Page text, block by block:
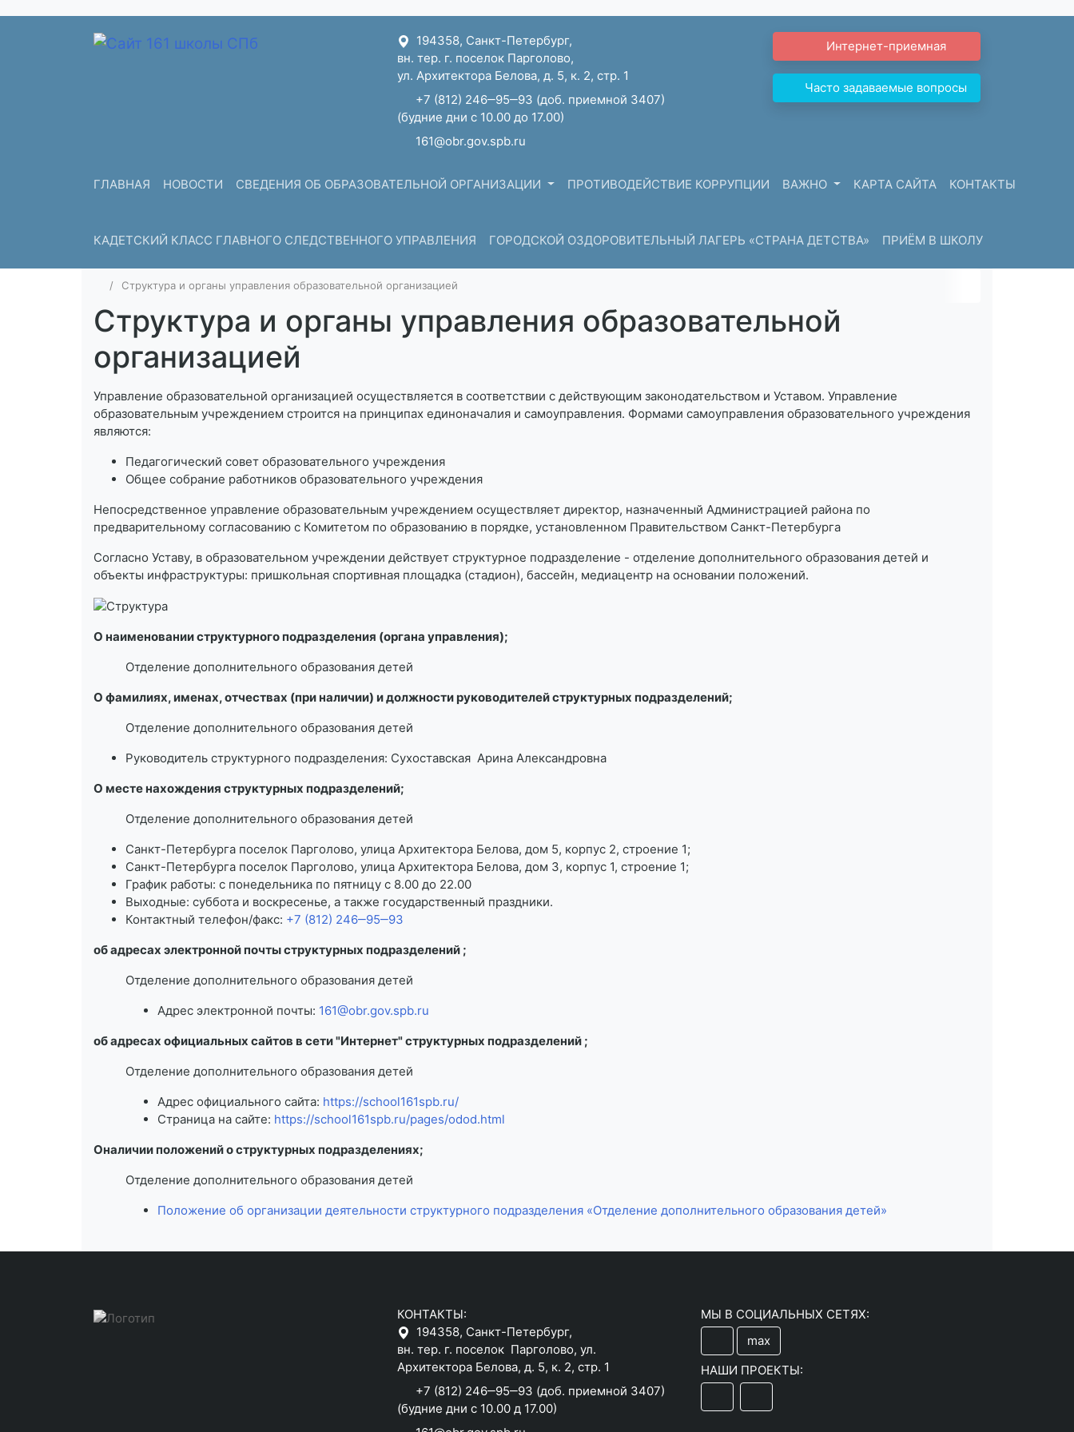
194358, Санкт-Петербург,
вн. тер. г. поселок Парголово,
ул. Архитектора Белова, д. 5, к. 2, cтр. 1
+7 (812) 246‒95‒93 (доб. приемной 3407)
(будние дни c 10.00 до 17.00)
161@obr.gov.spb.ru
Интернет-приемная
Часто задаваемые вопросы
ГЛАВНАЯ НОВОСТИ СВЕДЕНИЯ ОБ ОБРАЗОВАТЕЛЬНОЙ ОРГАНИЗАЦИИ ПРОТИВОДЕЙСТВИЕ КОРРУПЦИИ ВАЖНО КАРТА САЙТА КОНТАКТЫ
КАДЕТСКИЙ КЛАСС ГЛАВНОГО СЛЕДСТВЕННОГО УПРАВЛЕНИЯ ГОРОДСКОЙ ОЗДОРОВИТЕЛЬНЫЙ ЛАГЕРЬ «СТРАНА ДЕТСТВА» ПРИЁМ В ШКОЛУ
Структура и органы управления образовательной организацией
Структура и органы управления образовательной
организацией
Управление образовательной организацией осуществляется в соответствии с действующим законодательством и Уставом. Управление
образовательным учреждением строится на принципах единоначалия и самоуправления. Формами самоуправления образовательного учреждения
являются:
Педагогический совет образовательного учреждения
Общее собрание работников образовательного учреждения
Непосредственное управление образовательным учреждением осуществляет директор, назначенный Администрацией района по
предварительному согласованию с Комитетом по образованию в порядке, установленном Правительством Санкт-Петербурга
Согласно Уставу, в образовательном учреждении действует структурное подразделение - отделение дополнительного образования детей и
объекты инфраструктуры: пришкольная спортивная площадка (стадион), бассейн, медиацентр на основании положений.
О наименовании структурного подразделения (органа управления);
Отделение дополнительного образования детей
О фамилиях, именах, отчествах (при наличии) и должности руководителей структурных подразделений;
Отделение дополнительного образования детей
Руководитель структурного подразделения: Сухоставская Арина Александровна
О месте нахождения структурных подразделений;
Отделение дополнительного образования детей
Санкт-Петербурга поселок Парголово, улица Архитектора Белова, дом 5, корпус 2, строение 1;
Санкт-Петербурга поселок Парголово, улица Архитектора Белова, дом 3, корпус 1, строение 1;
График работы: с понедельника по пятницу с 8.00 до 22.00
Выходные: суббота и воскресенье, а также государственный праздники.
Контактный телефон/факс: +7 (812) 246‒95‒93
об адресах электронной почты структурных подразделений ;
Отделение дополнительного образования детей
Адрес электронной почты: 161@obr.gov.spb.ru
об адресах официальных сайтов в сети "Интернет" структурных подразделений ;
Отделение дополнительного образования детей
Адрес официального сайта: https://school161spb.ru/
Страница на сайте: https://school161spb.ru/pages/odod.html
Оналичии положений о структурных подразделениях;
Отделение дополнительного образования детей
Положение об организации деятельности структурного подразделения «Отделение дополнительного образования детей»
КОНТАКТЫ:
194358, Санкт-Петербург,
вн. тер. г. поселок Парголово, ул.
Архитектора Белова, д. 5, к. 2, cтр. 1
+7 (812) 246‒95‒93 (доб. приемной 3407)
(будние дни c 10.00 д 17.00)
МЫ В СОЦИАЛЬНЫХ СЕТЯХ:
max
НАШИ ПРОЕКТЫ: